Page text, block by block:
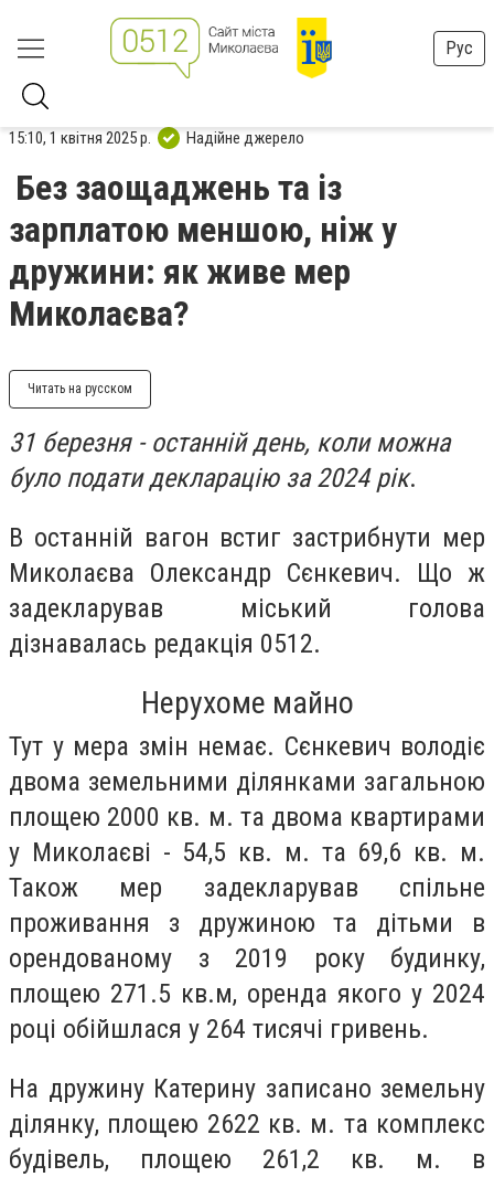
Рус
15:10, 1 квітня 2025 р. Надійне джерело
Без заощаджень та із
зарплатою меншою, ніж у
дружини: як живе мер
Миколаєва?
Читать на русском
31 березня - останній день, коли можна
було подати декларацію за 2024 рік.
В останній вагон встиг застрибнути мер
Миколаєва Олександр Сєнкевич. Що ж
задекларував міський голова
дізнавалась редакція 0512.
Нерухоме майно
Тут у мера змін немає. Сєнкевич володіє
двома земельними ділянками загальною
площею 2000 кв. м. та двома квартирами
у Миколаєві - 54,5 кв. м. та 69,6 кв. м.
Також мер задекларував спільне
проживання з дружиною та дітьми в
орендованому з 2019 року будинку,
площею 271.5 кв.м, оренда якого у 2024
році обійшлася у 264 тисячі гривень.
На дружину Катерину записано земельну
ділянку, площею 2622 кв. м. та комплекс
будівель, площею 261,2 кв. м. в